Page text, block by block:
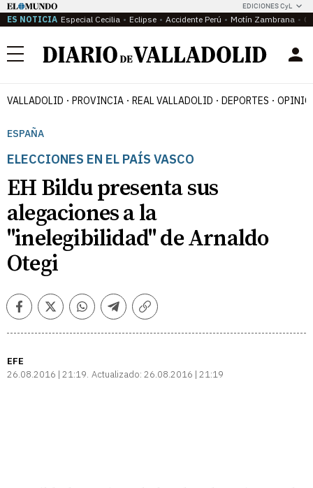
EDICIONES CyL
ES NOTICIA Especial Cecilia Eclipse Accidente Perú Motín Zambrana
Menú
VALLADOLID PROVINCIA REAL VALLADOLID DEPORTES
ESPAÑA
ELECCIONES EN EL PAÍS VASCO
EH Bildu presenta sus
alegaciones a la
"inelegibilidad" de Arnaldo
Otegi
FacebookTwitterWhatsappTelegramCopiar
EFE
26.08.2016 | 21:19 Actualizado: 26.08.2016 | 21:19